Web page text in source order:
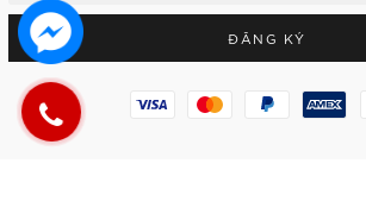
ĐĂNG KÝ